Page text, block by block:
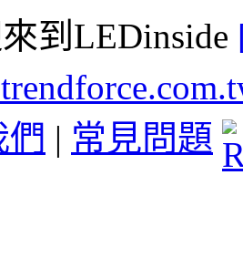
到LEDinside
| 常見問題